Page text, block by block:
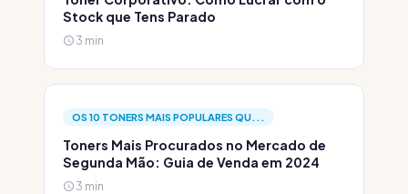
Stock que Tens Parado
3 min
OS 10 TONERS MAIS POPULARES QU...
Toners Mais Procurados no Mercado de
Segunda Mão: Guia de Venda em 2024
3 min